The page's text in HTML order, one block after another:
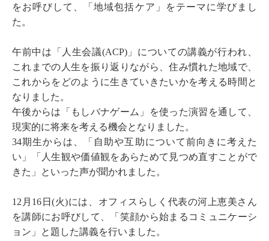
をお呼びして、「地域包括ケア」をテーマに学びまし
た。
午前中は「人生会議(ACP)」についての講義が行われ、
これまでの人生を振り返りながら、住み慣れた地域で、
これからをどのように生きていきたいかを考える時間と
なりました。
午後からは「もしバナゲーム」を使った演習を通して、
現実的に将来を考える機会となりました。
34期生からは、「自助や互助について前向きに考えた
い」「人生観や価値観をあらためて見つめ直すことがで
きた」といった声が聞かれました。
12月16日(火)には、オフィスらしく代表の河上恵美さん
を講師にお呼びして、「笑顔から始まるコミュニケーシ
ョン」と題した講義を行いました。